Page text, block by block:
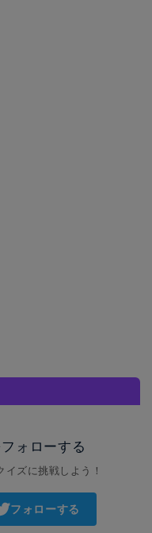
ォローする
ズに挑戦しよう！
フォローする